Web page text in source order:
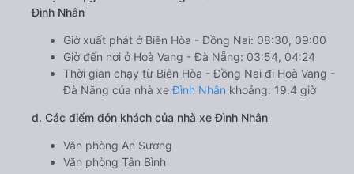
Đình Nhân
Giờ xuất phát ở Biên Hòa - Đồng Nai: 08:30, 09:00
Giờ đến nơi ở Hoà Vang - Đà Nẵng: 03:54, 04:24
Thời gian chạy từ Biên Hòa - Đồng Nai đi Hoà Vang -
Đà Nẵng của nhà xeĐình Nhân khoảng: 19.4 giờ
d. Các điểm đón khách của nhà xe Đình Nhân
Văn phòng An Sương
Văn phòng Tân Bình